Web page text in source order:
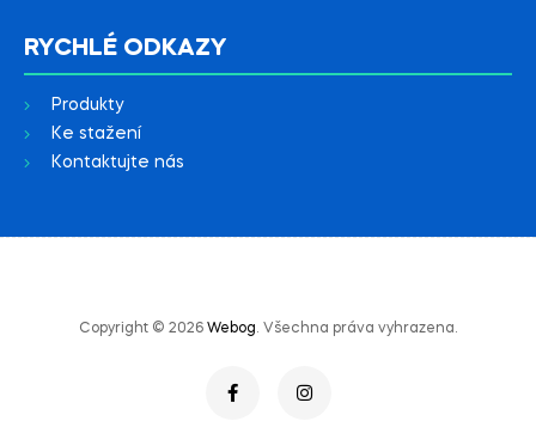
RYCHLÉ ODKAZY
Produkty
Ke stažení
Kontaktujte nás
Copyright © 2026 Webog. Všechna práva vyhrazena.